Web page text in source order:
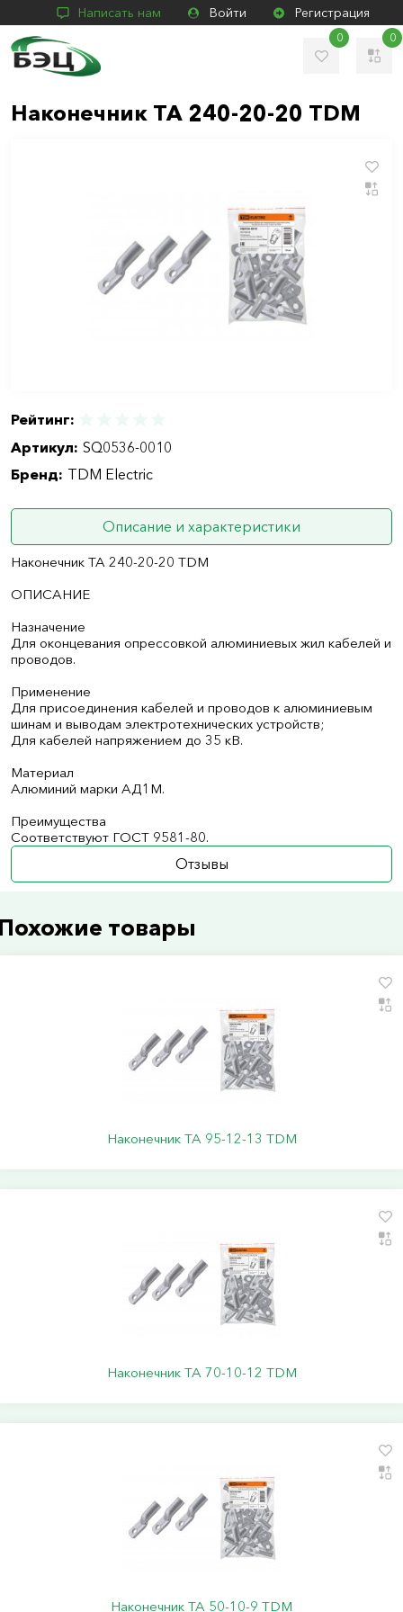
Написать нам Войти Регистрация
0 0
Наконечник ТА 240-20-20 TDM
Рейтинг:
Артикул: SQ0536-0010
Бренд: TDM Electric
Описание и характеристики
Наконечник ТА 240-20-20 TDM
ОПИСАНИЕ
Назначение
Для оконцевания опрессовкой алюминиевых жил кабелей и
проводов.
Применение
Для присоединения кабелей и проводов к алюминиевым
шинам и выводам электротехнических устройств;
Для кабелей напряжением до 35 кВ.
Материал
Алюминий марки АД1М.
Преимущества
Соответствуют ГОСТ 9581-80.
Отзывы
товары
Наконечник ТА 95-12-13 TDM
Наконечник ТА 70-10-12 TDM
Наконечник ТА 50-10-9 TDM